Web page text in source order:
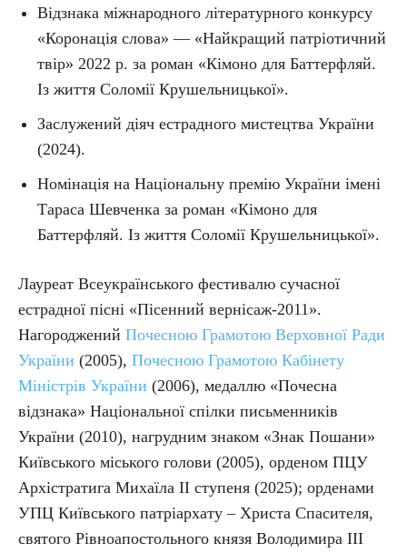
Відзнака міжнародного літературного конкурсу
«Коронація слова» — «Найкращий патріотичний
твір» 2022 р. за роман «Кімоно для Баттерфляй.
Із життя Соломії Крушельницької».
Заслужений діяч естрадного мистецтва України
(2024).
Номінація на Національну премію України імені
Тараса Шевченка за роман «Кімоно для
Баттерфляй. Із життя Соломії Крушельницької».
Лауреат Всеукраїнського фестивалю сучасної
естрадної пісні «Пісенний вернісаж-2011».
Нагороджений Почесною Грамотою Верховної Ради
України (2005), Почесною Грамотою Кабінету
Міністрів України (2006), медаллю «Почесна
відзнака» Національної спілки письменників
України (2010), нагрудним знаком «Знак Пошани»
Київського міського голови (2005), орденом ПЦУ
Архістратига Михаїла ІІ ступеня (2025); орденами
УПЦ Київського патріархату – Христа Спасителя,
святого Рівноапостольного князя Володимира ІІІ